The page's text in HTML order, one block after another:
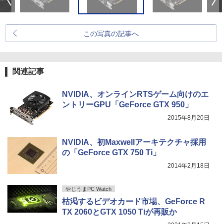
この写真の記事へ
関連記事
NVIDIA、オンラインRTSゲーム向けのエ
ントリーGPU「GeForce GTX 950」
2015年8月20日
NVIDIA、初Maxwellアーキテクチャ採用
の「GeForce GTX 750 Ti」
2014年2月18日
やじうまPC Watch
枯渇するビデオカード市場、GeForce R
TX 2060とGTX 1050 Tiが再販か